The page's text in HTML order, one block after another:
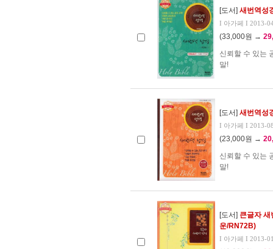
[도서] 새번역성
I 아가페 I 2013-
(33,000원 →
신뢰할 수 있는
말!
[도서] 새번역성
I 아가페 I 2013-
(23,000원 →
신뢰할 수 있는
말!
[도서] 큰글자 새
운/RN72B)
I 아가페 I 2013-